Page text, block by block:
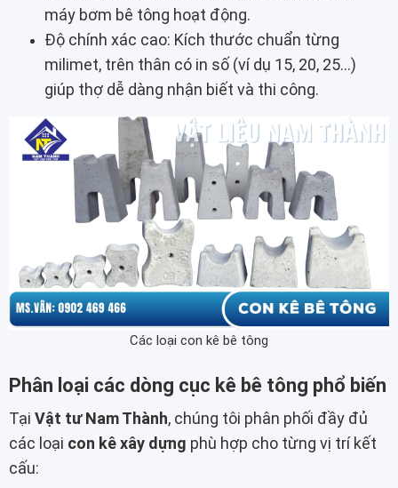
máy bơm bê tông hoạt động.
Độ chính xác cao: Kích thước chuẩn từng
milimet, trên thân có in số (ví dụ 15, 20, 25...)
giúp thợ dễ dàng nhận biết và thi công.
Các loại con kê bê tông
Phân loại các dòng cục kê bê tông phổ biến
Tại Vật tư Nam Thành, chúng tôi phân phối đầy đủ
các loại con kê xây dựng phù hợp cho từng vị trí kết
cấu: